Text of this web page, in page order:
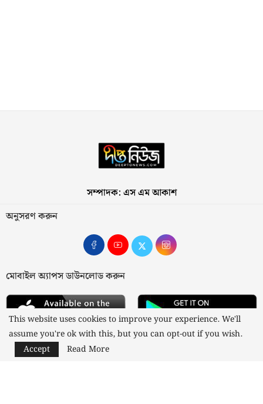
সম্পাদক: এস এম আকাশ
অনুসরণ করুন
মোবাইল অ্যাপস ডাউনলোড করুন
This website uses cookies to improve your experience. We'll
assume you're ok with this, but you can opt-out if you wish.
Accept
Read More